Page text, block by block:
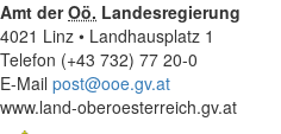
Amt derOö. Landesregierung
4021 Linz • Landhausplatz 1
Telefon (+43 732) 77 20-0
E-Mail post@ooe.gv.at
www.land-oberoesterreich.gv.at